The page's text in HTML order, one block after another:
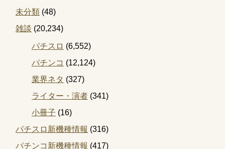
未分類 (48)
雑談 (20,234)
パチスロ (6,552)
パチンコ (12,124)
業界ネタ (327)
ライター・演者 (341)
小冊子 (16)
パチスロ新機種情報 (316)
パチンコ新機種情報 (417)